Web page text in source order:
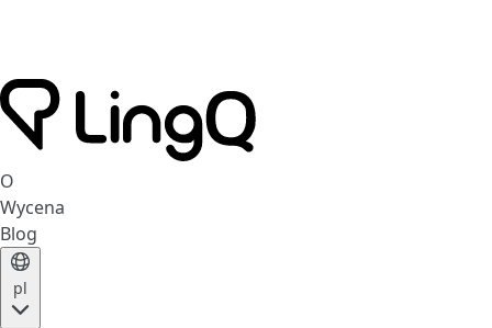
O
Wycena
Blog
pl